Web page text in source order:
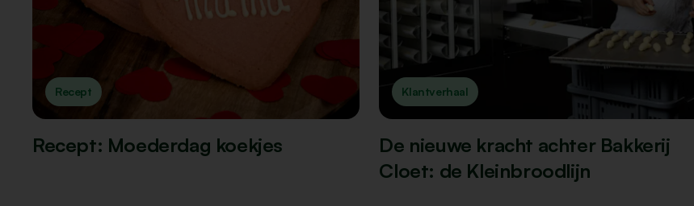
Recept
Recept: Moederdag koekjes
Klantverhaal
De nieuwe kracht achter Bakkerij
Cloet: de Kleinbroodlijn